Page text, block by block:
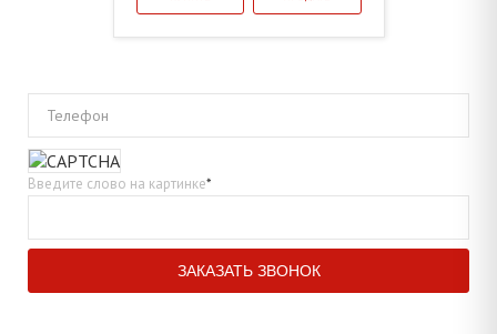
Телефон
Введите слово на картинке*